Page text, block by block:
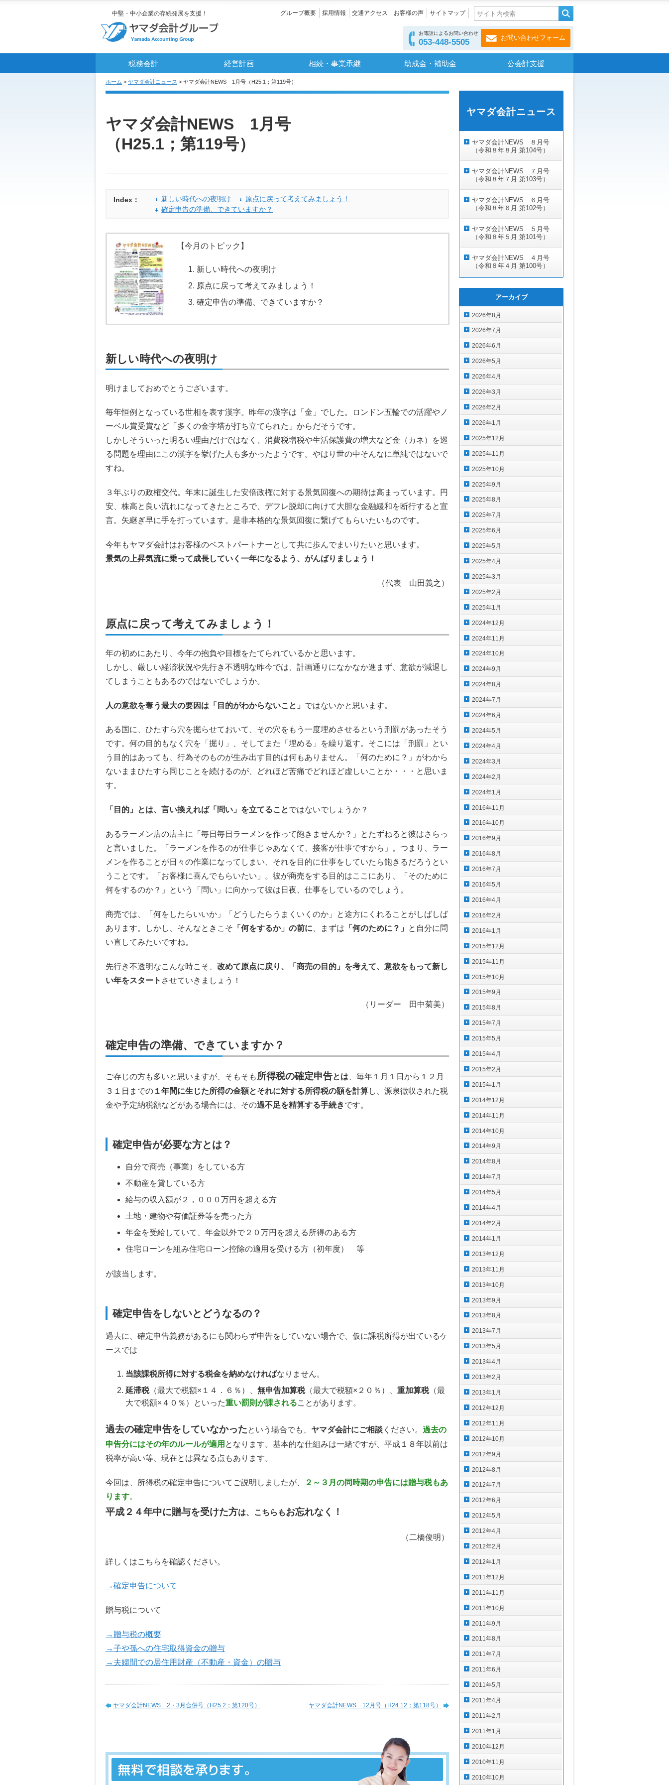
中堅・中小企業の存続発展を支援！ グループ概要 採用情報 交通アクセス お客様の声 サイトマップ
お電話によるお問い合わせ
053-448-5505 お問い合わせフォーム
税務会計 経営計画 相続・事業承継 助成金・補助金 公会計支援
ホーム > ヤマダ会計ニュース > ヤマダ会計NEWS 1月号（H25.1；第119号）
ヤマダ会計NEWS 1月号
（H25.1；第119号）
Index： 新しい時代への夜明け
原点に戻って考えてみましょう！
確定申告の準備、できていますか？
【今月のトピック】
新しい時代への夜明け
原点に戻って考えてみましょう！
確定申告の準備、できていますか？
新しい時代への夜明け
明けましておめでとうございます。
毎年恒例となっている世相を表す漢字。昨年の漢字は「金」でした。ロンドン五輪での活躍やノ
ーベル賞受賞など「多くの金字塔が打ち立てられた」からだそうです。
しかしそういった明るい理由だけではなく、消費税増税や生活保護費の増大など金（カネ）を巡
る問題を理由にこの漢字を挙げた人も多かったようです。やはり世の中そんなに単純ではないで
すね。
３年ぶりの政権交代。年末に誕生した安倍政権に対する景気回復への期待は高まっています。円
安、株高と良い流れになってきたところで、デフレ脱却に向けて大胆な金融緩和を断行すると宣
言。矢継ぎ早に手を打っています。是非本格的な景気回復に繋げてもらいたいものです。
今年もヤマダ会計はお客様のベストパートナーとして共に歩んでまいりたいと思います。
景気の上昇気流に乗って成長していく一年になるよう、がんばりましょう！
（代表 山田義之）
原点に戻って考えてみましょう！
年の初めにあたり、今年の抱負や目標をたてられているかと思います。
しかし、厳しい経済状況や先行き不透明な昨今では、計画通りになかなか進まず、意欲が減退し
てしまうこともあるのではないでしょうか。
人の意欲を奪う最大の要因は「目的がわからないこと」 ではないかと思います。
ある国に、ひたすら穴を掘らせておいて、その穴をもう一度埋めさせるという刑罰があったそう
です。何の目的もなく穴を「掘り」、そしてまた「埋める」を繰り返す。そこには「刑罰」とい
う目的はあっても、行為そのものが生み出す目的は何もありません。「何のために？」がわから
ないままひたすら同じことを続けるのが、どれほど苦痛でどれほど虚しいことか・・・と思いま
す。
「目的」とは、言い換えれば「問い」を立てることではないでしょうか？
あるラーメン店の店主に「毎日毎日ラーメンを作って飽きませんか？」とたずねると彼はさらっ
と言いました。「ラーメンを作るのが仕事じゃあなくて、接客が仕事ですから」。つまり、ラー
メンを作ることが日々の作業になってしまい、それを目的に仕事をしていたら飽きるだろうとい
うことです。「お客様に喜んでもらいたい」。彼が商売をする目的はここにあり、「そのために
何をするのか？」という「問い」に向かって彼は日夜、仕事をしているのでしょう。
商売では、「何をしたらいいか」「どうしたらうまくいくのか」と途方にくれることがしばしば
あります。しかし、そんなときこそ 「何をするか」の前に 、まずは 「何のために？」
と自分に問
い直してみたいですね。
先行き不透明なこんな時こそ、 改めて原点に戻り、「商売の目的」を考えて、意欲をもって新し
い年をスタート させていきましょう！
（リーダー 田中菊美）
確定申告の準備、できていますか？
ご存じの方も多いと思いますが、そもそも所得税の確定申告とは、毎年１月１日から１２月
３１日までの １年間に生じた所得の金額とそれに対する所得税の額を計算し、源泉徴収された税
金や予定納税額などがある場合には、その過不足を精算する手続きです。
確定申告が必要な方とは？
自分で商売（事業）をしている方
不動産を貸している方
給与の収入額が２，０００万円を超える方
土地・建物や有価証券等を売った方
年金を受給していて、年金以外で２０万円を超える所得のある方
住宅ローンを組み住宅ローン控除の適用を受ける方（初年度） 等
が該当します。
確定申告をしないとどうなるの？
過去に、確定申告義務があるにも関わらず申告をしていない場合で、仮に課税所得が出ているケ
ースでは
当該課税所得に対する税金を納めなければなりません。
延滞税（最大で税額×１４．６％）、 無申告加算税（最大で税額×２０％）、 重加算税（最
大で税額×４０％）といった重い罰則が課されることがあります。
過去の確定申告をしていなかったという場合でも、 ヤマダ会計にご相談 ください。 過去の
申告分にはその年のルールが適用 となります。基本的な仕組みは一緒ですが、平成１８年以前は
税率が高い等、現在とは異なる点もあります。
今回は、所得税の確定申告についてご説明しましたが、
２～３月の同時期の申告には贈与税もあ
ります。
平成２４年中に贈与を受けた方は、こちらもお忘れなく！
（二橋俊明）
詳しくはこちらを確認ください。
→確定申告について
贈与税について
→贈与税の概要
→子や孫への住宅取得資金の贈与
→夫婦間での居住用財産（不動産・資金）の贈与
ヤマダ会計NEWS 12月号（H24.12；第118号）
ヤマダ会計NEWS 2・3月合併号（H25.2；第120号）
ヤマダ会計ニュース
ヤマダ会計NEWS ８月号
（令和８年８月 第104号）
ヤマダ会計NEWS ７月号
（令和８年７月 第103号）
ヤマダ会計NEWS ６月号
（令和８年６月 第102号）
ヤマダ会計NEWS ５月号
（令和８年５月 第101号）
ヤマダ会計NEWS ４月号
（令和８年４月 第100号）
アーカイブ
2026年8月
2026年7月
2026年6月
2026年5月
2026年4月
2026年3月
2026年2月
2026年1月
2025年12月
2025年11月
2025年10月
2025年9月
2025年8月
2025年7月
2025年6月
2025年5月
2025年4月
2025年3月
2025年2月
2025年1月
2024年12月
2024年11月
2024年10月
2024年9月
2024年8月
2024年7月
2024年6月
2024年5月
2024年4月
2024年3月
2024年2月
2024年1月
2016年11月
2016年10月
2016年9月
2016年8月
2016年7月
2016年5月
2016年4月
2016年2月
2016年1月
2015年12月
2015年11月
2015年10月
2015年9月
2015年8月
2015年7月
2015年5月
2015年4月
2015年2月
2015年1月
2014年12月
2014年11月
2014年10月
2014年9月
2014年8月
2014年7月
2014年5月
2014年4月
2014年2月
2014年1月
2013年12月
2013年11月
2013年10月
2013年9月
2013年8月
2013年7月
2013年5月
2013年4月
2013年2月
2013年1月
2012年12月
2012年11月
2012年10月
2012年9月
2012年8月
2012年7月
2012年6月
2012年5月
2012年4月
2012年2月
2012年1月
2011年12月
2011年11月
2011年10月
2011年9月
2011年8月
2011年7月
2011年6月
2011年5月
2011年4月
2011年2月
2011年1月
2010年12月
2010年11月
2010年10月